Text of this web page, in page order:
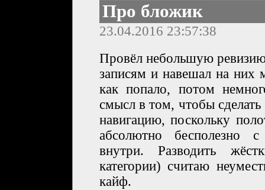
Про бложик
23.04.2016 23:57:38
Провёл небольшую
записям и навешал на них
как попало, потом
смысл в том, чтобы
навигацию, поскольку
абсолютно бесполезно
внутри. Разводить
категории) считаю
кайф.